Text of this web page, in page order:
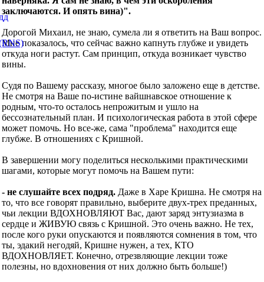
заключаются. И опять вина)".
Дорогой Михаил, не знаю, сумела ли я ответить на Ваш вопрос.
Мне показалось, что сейчас важно капнуть глубже и увидеть
откуда ноги растут. Сам принцип, откуда возникает чувство
вины.
Судя по Вашему рассказу, многое было заложено еще в детстве.
Не смотря на Ваше по-истине вайшнавское отношение к
родным, что-то осталось непрожитым и ушло на
бессознательный план. И психологическая работа в этой сфере
может помочь. Но все-же, сама "проблема" находится еще
глубже. В отношениях с Кришной.
В завершении могу поделиться несколькими практическими
шагами, которые могут помочь на Вашем пути:
- не слушайте всех подряд. Даже в Харе Кришна. Не смотря на
то, что все говорят правильно, выберите двух-трех преданных,
чьи лекции ВДОХНОВЛЯЮТ Вас, дают заряд энтузиазма в
сердце и ЖИВУЮ связь с Кришной. Это очень важно. Не тех,
после кого руки опускаются и появляются сомнения в том, что
ты, эдакий негодяй, Кришне нужен, а тех, КТО
ВДОХНОВЛЯЕТ. Конечно, отрезвляющие лекции тоже
полезны, но вдохновения от них должно быть больше!)